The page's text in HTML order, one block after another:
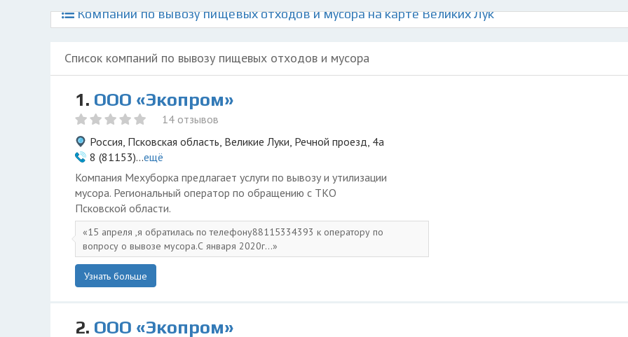
Компании по вывозу пищевых отходов и мусора на карте Великих Лук
Список компаний по вывозу пищевых отходов и мусора
1. ООО «Экопром»
14 отзывов
Россия, Псковская область, Великие Луки, Речной проезд, 4а
8 (81153)...ещё
Компания Мехуборка предлагает услуги по вывозу и утилизации
мусора. Региональный оператор по обращению с ТКО
Псковской области.
15 апреля ,я обратилась по телефону88115334393 к оператору по
вопросу о вывозе мусора.С января 2020г...
Узнать больше
2. ООО «Экопром»